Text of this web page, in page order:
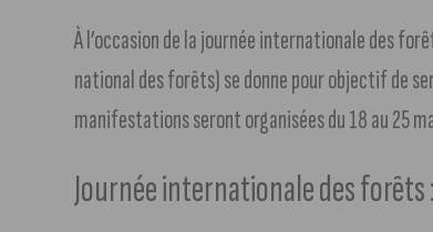
À l’occasion de la journée internationale des
national des forêts) se donne pour objectif de
manifestations seront organisées du 18 au 25
Journée internationale des